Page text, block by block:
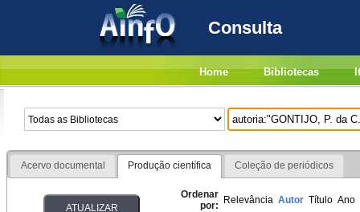
Consulta
Home Bibliotecas
Acervo documental Produção científica Coleção de periódicos
Ordenar
por: Relevância Autor Título Ano